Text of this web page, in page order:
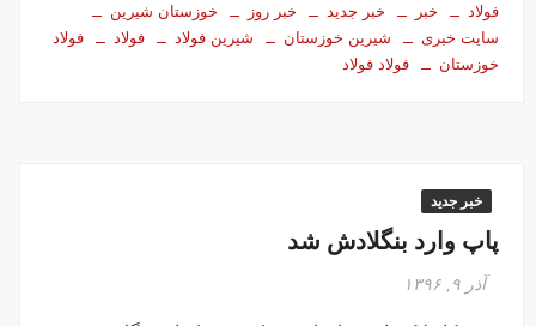
فولاد
خبر خبر جدید خبر روز
خوزستان شیرین
سایت خبری
شیرین خوزستان شیرین فولاد فولاد
فولاد
خوزستان
فولاد فولاد
خبر جدید
پاپ وارد بنگلادش شد
آذر ۹, ۱۳۹۶